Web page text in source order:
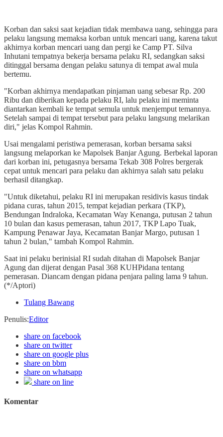
Korban dan saksi saat kejadian tidak membawa uang, sehingga para
pelaku langsung memaksa korban untuk mencari uang, karena takut
akhirnya korban mencari uang dan pergi ke Camp PT. Silva
Inhutani tempatnya bekerja bersama pelaku RI, sedangkan saksi
ditinggal bersama dengan pelaku satunya di tempat awal mula
bertemu.
"Korban akhirnya mendapatkan pinjaman uang sebesar Rp. 200
Ribu dan diberikan kepada pelaku RI, lalu pelaku ini meminta
diantarkan kembali ke tempat semula untuk menjemput temannya.
Setelah sampai di tempat tersebut para pelaku langsung melarikan
diri," jelas Kompol Rahmin.
Usai mengalami peristiwa pemerasan, korban bersama saksi
langsung melaporkan ke Mapolsek Banjar Agung. Berbekal laporan
dari korban ini, petugasnya bersama Tekab 308 Polres bergerak
cepat untuk mencari para pelaku dan akhirnya salah satu pelaku
berhasil ditangkap.
"Untuk diketahui, pelaku RI ini merupakan residivis kasus tindak
pidana curas, tahun 2015, tempat kejadian perkara (TKP),
Bendungan Indraloka, Kecamatan Way Kenanga, putusan 2 tahun
10 bulan dan kasus pemerasan, tahun 2017, TKP Lapo Tuak,
Kampung Penawar Jaya, Kecamatan Banjar Margo, putusan 1
tahun 2 bulan," tambah Kompol Rahmin.
Saat ini pelaku berinisial RI sudah ditahan di Mapolsek Banjar
Agung dan dijerat dengan Pasal 368 KUHPidana tentang
pemerasan. Diancam dengan pidana penjara paling lama 9 tahun.
(*/Aptori)
Tulang Bawang
Penulis:Editor
share on facebook
share on twitter
share on google plus
share on bbm
share on whatsapp
share on line
Komentar